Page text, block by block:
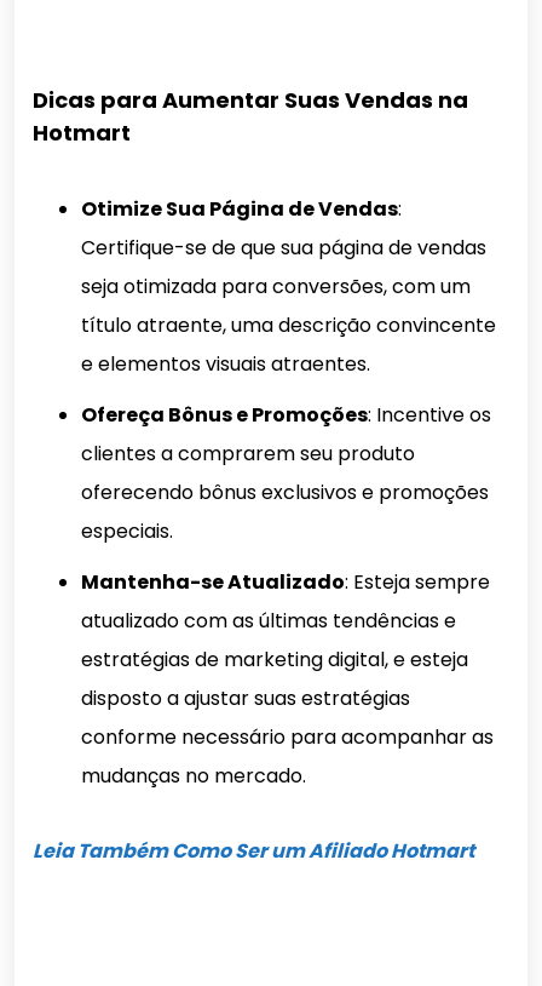
Dicas para Aumentar Suas Vendas na
Hotmart
Otimize Sua Página de Vendas:
Certifique-se de que sua página de vendas
seja otimizada para conversões, com um
título atraente, uma descrição convincente
e elementos visuais atraentes.
Ofereça Bônus e Promoções: Incentive os
clientes a comprarem seu produto
oferecendo bônus exclusivos e promoções
especiais.
Mantenha-se Atualizado: Esteja sempre
atualizado com as últimas tendências e
estratégias de marketing digital, e esteja
disposto a ajustar suas estratégias
conforme necessário para acompanhar as
mudanças no mercado.
Leia Também Como Ser um Afiliado Hotmart